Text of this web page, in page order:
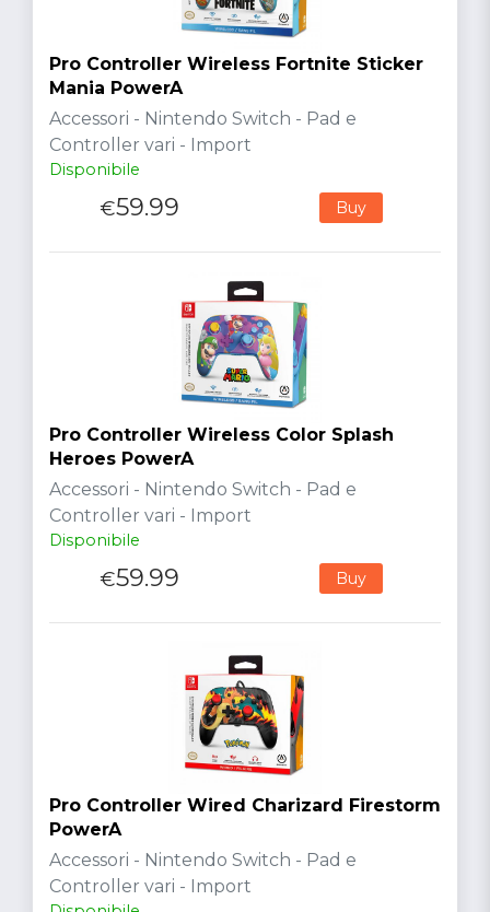
Pro Controller Wireless Fortnite Sticker
Mania PowerA
Accessori - Nintendo Switch - Pad e
Controller vari - Import
Disponibile
€59.99 Buy
Pro Controller Wireless Color Splash
Heroes PowerA
Accessori - Nintendo Switch - Pad e
Controller vari - Import
Disponibile
€59.99 Buy
Pro Controller Wired Charizard Firestorm
PowerA
Accessori - Nintendo Switch - Pad e
Controller vari - Import